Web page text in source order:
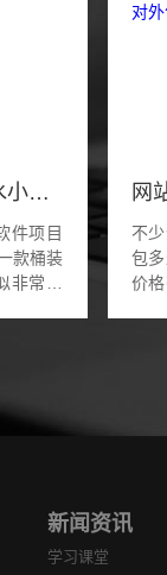
开发一款桶装水小程序功能软件
件项目
非常的
不
包
价
新闻资讯
学习课堂